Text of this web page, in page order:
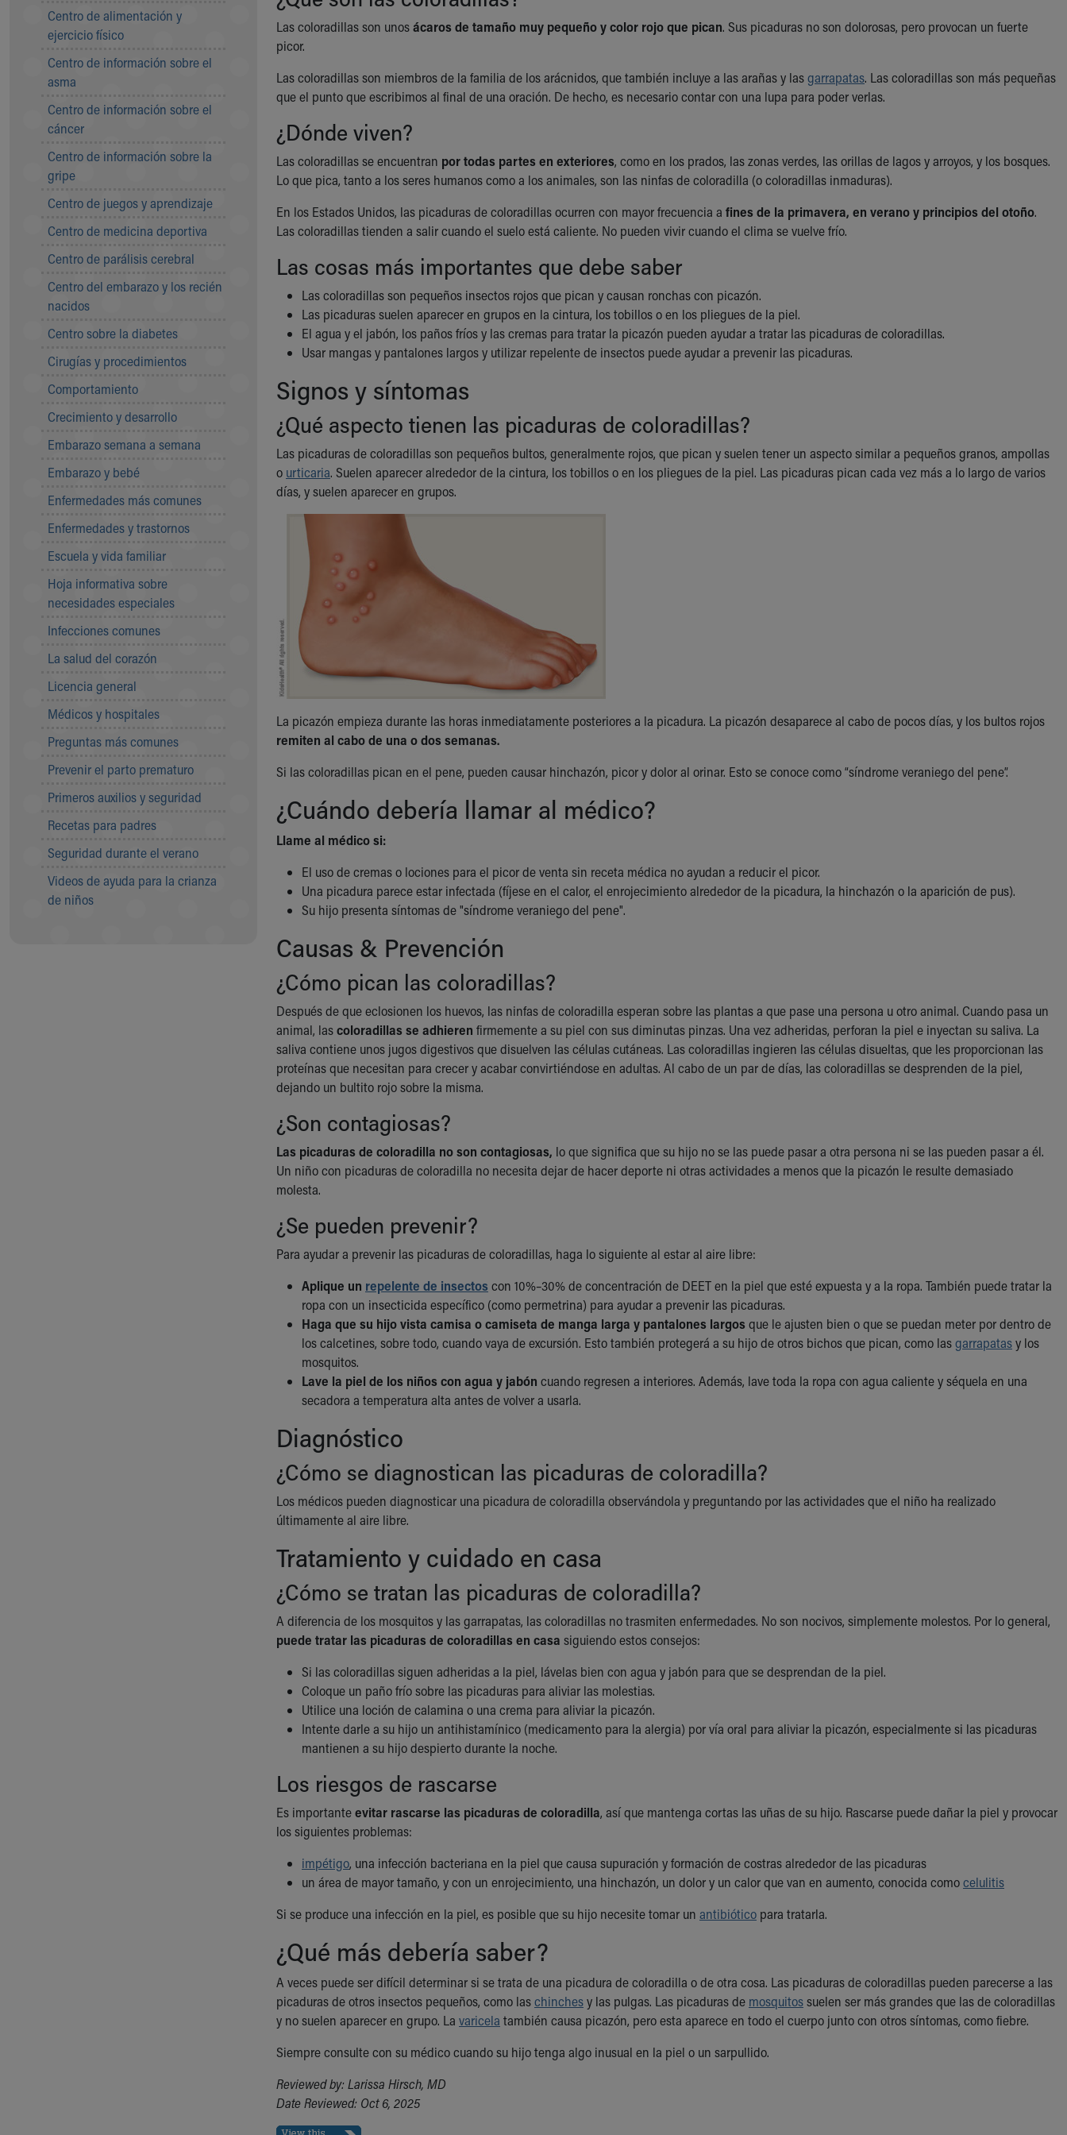
Symptom Checker
Financial Services
Price Estimates
Family Supports
Sports Health Services Provider for Akron Zips
New Parents
Find a Pediatrics Location
MyChart
Make an Appointment
Breastfeeding Medicine
Safe Sleep for Babies
Safe Sleep
Who We Are
Building a Brighter Future
Our Mission, Vision, Promise
Community Mission
Connect With Us
Our Culture of Caring
Our Leadership
Quality and Patient Safety
Unity and Engagement
Women's Board
Our History
Cincinnati Children's
Your Visit
MyChart Telehealth Visits
Doggie Brigade
During Your Visit
Rest Accommodations
Visiting
Department of Public Safety
Health Info
Health Information
Healthy Info, Healthy Kids
Inside Children's Blog
KidsHealth Topics
Family Library
Educational Resources
Injury Prevention
Centro de alimentación y
ejercicio físico
Centro de información sobre el
asma
Centro de información sobre el
cáncer
Centro de información sobre la
gripe
Centro de juegos y aprendizaje
Centro de medicina deportiva
Centro de parálisis cerebral
Centro del embarazo y los recién
nacidos
Centro sobre la diabetes
Cirugías y procedimientos
Comportamiento
Crecimiento y desarrollo
Embarazo semana a semana
Embarazo y bebé
Enfermedades más comunes
Enfermedades y trastornos
Escuela y vida familiar
Hoja informativa sobre
necesidades especiales
Infecciones comunes
La salud del corazón
Licencia general
Médicos y hospitales
Preguntas más comunes
Prevenir el parto prematuro
Primeros auxilios y seguridad
Recetas para padres
Seguridad durante el verano
Videos de ayuda para la crianza
de niños
Las coloradillas son unosácaros de tamaño muy pequeño y color rojo que pican. Sus picaduras no son dolorosas, pero provocan un fuerte
picor.
Las coloradillas son miembros de la familia de los arácnidos, que también incluye a las arañas y lasgarrapatas. Las coloradillas son más pequeñas
que el punto que escribimos al final de una oración. De hecho, es necesario contar con una lupa para poder verlas.
¿Dónde viven?
Las coloradillas se encuentran por todas partes en exteriores, como en los prados, las zonas verdes, las orillas de lagos y arroyos, y los bosques.
Lo que pica, tanto a los seres humanos como a los animales, son las ninfas de coloradilla (o coloradillas inmaduras).
En los Estados Unidos, las picaduras de coloradillas ocurren con mayor frecuencia a fines de la primavera, en verano y principios del otoño.
Las coloradillas tienden a salir cuando el suelo está caliente. No pueden vivir cuando el clima se vuelve frío.
Las cosas más importantes que debe saber
Las coloradillas son pequeños insectos rojos que pican y causan ronchas con picazón.
Las picaduras suelen aparecer en grupos en la cintura, los tobillos o en los pliegues de la piel.
El agua y el jabón, los paños fríos y las cremas para tratar la picazón pueden ayudar a tratar las picaduras de coloradillas.
Usar mangas y pantalones largos y utilizar repelente de insectos puede ayudar a prevenir las picaduras.
Signos y síntomas
¿Qué aspecto tienen las picaduras de coloradillas?
Las picaduras de coloradillas son pequeños bultos, generalmente rojos, que pican y suelen tener un aspecto similar a pequeños granos, ampollas
o urticaria. Suelen aparecer alrededor de la cintura, los tobillos o en los pliegues de la piel. Las picaduras pican cada vez más a lo largo de varios
días, y suelen aparecer en grupos.
La picazón empieza durante las horas inmediatamente posteriores a la picadura. La picazón desaparece al cabo de pocos días, y los bultos rojos
remiten al cabo de una o dos semanas.
Si las coloradillas pican en el pene, pueden causar hinchazón, picor y dolor al orinar. Esto se conoce como “síndrome veraniego del pene”.
¿Cuándo debería llamar al médico?
Llame al médico si:
El uso de cremas o lociones para el picor de venta sin receta médica no ayudan a reducir el picor.
Una picadura parece estar infectada (fíjese en el calor, el enrojecimiento alrededor de la picadura, la hinchazón o la aparición de pus).
Su hijo presenta síntomas de "síndrome veraniego del pene".
Causas & Prevención
¿Cómo pican las coloradillas?
Después de que eclosionen los huevos, las ninfas de coloradilla esperan sobre las plantas a que pase una persona u otro animal. Cuando pasa un
animal, lascoloradillas se adhieren firmemente a su piel con sus diminutas pinzas. Una vez adheridas, perforan la piel e inyectan su saliva. La
saliva contiene unos jugos digestivos que disuelven las células cutáneas. Las coloradillas ingieren las células disueltas, que les proporcionan las
proteínas que necesitan para crecer y acabar convirtiéndose en adultas. Al cabo de un par de días, las coloradillas se desprenden de la piel,
dejando un bultito rojo sobre la misma.
¿Son contagiosas?
Las picaduras de coloradilla no son contagiosas, lo que significa que su hijo no se las puede pasar a otra persona ni se las pueden pasar a él.
Un niño con picaduras de coloradilla no necesita dejar de hacer deporte ni otras actividades a menos que la picazón le resulte demasiado
molesta.
¿Se pueden prevenir?
Para ayudar a prevenir las picaduras de coloradillas, haga lo siguiente al estar al aire libre:
Aplique un repelente de insectos con 10%–30% de concentración de DEET en la piel que esté expuesta y a la ropa. También puede tratar la
ropa con un insecticida específico (como permetrina) para ayudar a prevenir las picaduras.
Haga que su hijo vista camisa o camiseta de manga larga y pantalones largos que le ajusten bien o que se puedan meter por dentro de
los calcetines, sobre todo, cuando vaya de excursión. Esto también protegerá a su hijo de otros bichos que pican, como lasgarrapatasy los
mosquitos.
Lave la piel de los niños con agua y jabón cuando regresen a interiores. Además, lave toda la ropa con agua caliente y séquela en una
secadora a temperatura alta antes de volver a usarla.
Diagnóstico
¿Cómo se diagnostican las picaduras de coloradilla?
Los médicos pueden diagnosticar una picadura de coloradilla observándola y preguntando por las actividades que el niño ha realizado
últimamente al aire libre.
Tratamiento y cuidado en casa
¿Cómo se tratan las picaduras de coloradilla?
A diferencia de los mosquitos y las garrapatas, las coloradillas no trasmiten enfermedades. No son nocivos, simplemente molestos. Por lo general,
puede tratar las picaduras de coloradillas en casa siguiendo estos consejos:
Si las coloradillas siguen adheridas a la piel, lávelas bien con agua y jabón para que se desprendan de la piel.
Coloque un paño frío sobre las picaduras para aliviar las molestias.
Utilice una loción de calamina o una crema para aliviar la picazón.
Intente darle a su hijo un antihistamínico (medicamento para la alergia) por vía oral para aliviar la picazón, especialmente si las picaduras
mantienen a su hijo despierto durante la noche.
Los riesgos de rascarse
Es importanteevitar rascarse las picaduras de coloradilla, así que mantenga cortas las uñas de su hijo. Rascarse puede dañar la piel y provocar
los siguientes problemas:
impétigo, una infección bacteriana en la piel que causa supuración y formación de costras alrededor de las picaduras
un área de mayor tamaño, y con un enrojecimiento, una hinchazón, un dolor y un calor que van en aumento, conocida comocelulitis
Si se produce una infección en la piel, es posible que su hijo necesite tomar un antibiótico para tratarla.
¿Qué más debería saber?
A veces puede ser difícil determinar si se trata de una picadura de coloradilla o de otra cosa. Las picaduras de coloradillas pueden parecerse a las
picaduras de otros insectos pequeños, como laschinchesy las pulgas. Las picaduras de mosquitossuelen ser más grandes que las de coloradillas
y no suelen aparecer en grupo. La varicela también causa picazón, pero esta aparece en todo el cuerpo junto con otros síntomas, como fiebre.
Siempre consulte con su médico cuando su hijo tenga algo inusual en la piel o un sarpullido.
Reviewed by: Larissa Hirsch, MD
Date Reviewed: Oct 6, 2025